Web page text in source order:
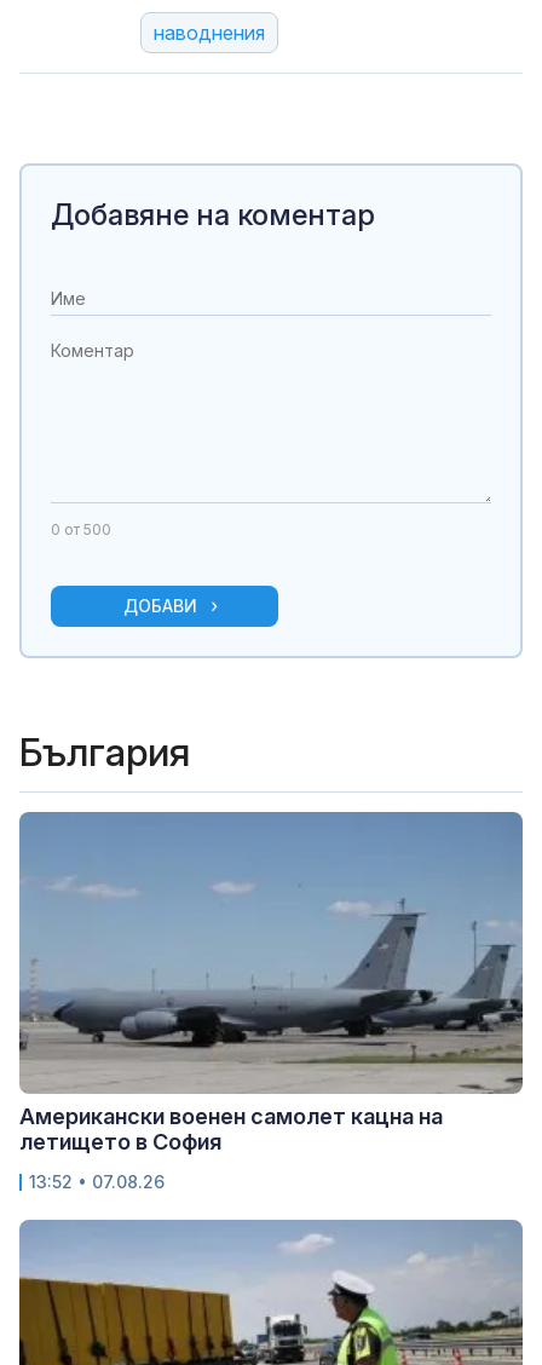
наводнения
Добавяне на коментар
0 от 500
ДОБАВИ
България
Американски военен самолет кацна на
летището в София
13:52 • 07.08.26